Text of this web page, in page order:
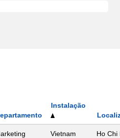
Instalação
Vietnam
Ho Chi